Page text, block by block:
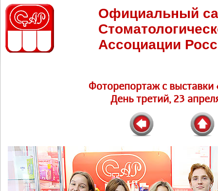
Официальный
Ассоциации
Фоторепортаж c выставки
День третий, 23